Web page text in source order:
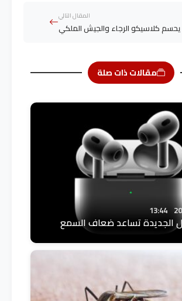
المقال التالي
يحسم كلاسيكو الرجاء والجيش الملكي
مقالات ذات صلة
13:44
الجديدة تساعد ضعاف السمع